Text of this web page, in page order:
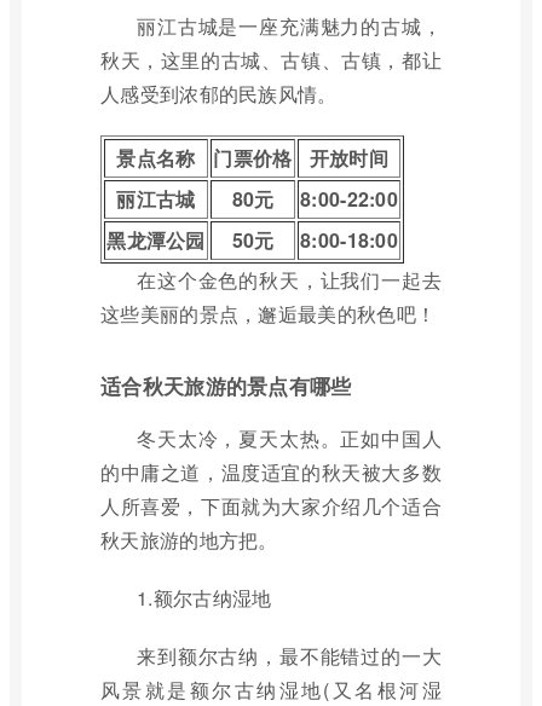
丽江古城是一座充满魅力的古城，
秋天，这里的古城、古镇、古镇，都让
人感受到浓郁的民族风情。
景点名称 门票价格
开放时间
丽江古城
80元
8:00-22:00
黑龙潭公园
50元
8:00-18:00
在这个金色的秋天，让我们一起去
这些美丽的景点，邂逅最美的秋色吧！
适合秋天旅游的景点有哪些
冬天太冷，夏天太热。正如中国人
的中庸之道，温度适宜的秋天被大多数
人所喜爱，下面就为大家介绍几个适合
秋天旅游的地方把。
1.额尔古纳湿地
来到额尔古纳，最不能错过的一大
风景就是额尔古纳湿地(又名根河湿